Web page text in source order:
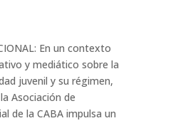
En un contexto
y mediático sobre la
juvenil y su régimen,
Asociación de
de la CABA impulsa un